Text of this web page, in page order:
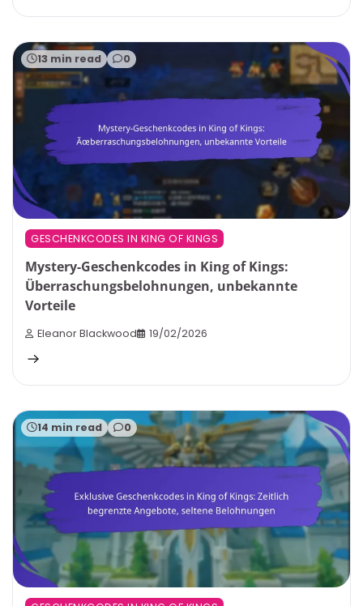
13 min read 0
GESCHENKCODES IN KING OF KINGS
Mystery-Geschenkcodes in King of Kings:
Überraschungsbelohnungen, unbekannte
Vorteile
Eleanor Blackwood 19/02/2026
14 min read 0